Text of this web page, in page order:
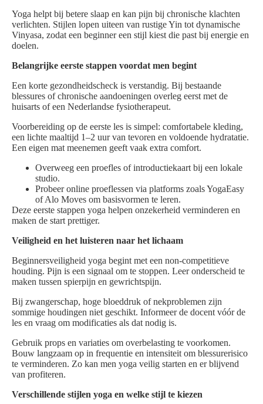
Yoga helpt bij betere slaap en kan pijn bij chronische klachten
verlichten. Stijlen lopen uiteen van rustige Yin tot dynamische
Vinyasa, zodat een beginner een stijl kiest die past bij energie en
doelen.
Belangrijke eerste stappen voordat men begint
Een korte gezondheidscheck is verstandig. Bij bestaande
blessures of chronische aandoeningen overleg eerst met de
huisarts of een Nederlandse fysiotherapeut.
Voorbereiding op de eerste les is simpel: comfortabele kleding,
een lichte maaltijd 1–2 uur van tevoren en voldoende hydratatie.
Een eigen mat meenemen geeft vaak extra comfort.
Overweeg een proefles of introductiekaart bij een lokale
studio.
Probeer online proeflessen via platforms zoals YogaEasy
of Alo Moves om basisvormen te leren.
Deze eerste stappen yoga helpen onzekerheid verminderen en
maken de start prettiger.
Veiligheid en het luisteren naar het lichaam
Beginnersveiligheid yoga begint met een non-competitieve
houding. Pijn is een signaal om te stoppen. Leer onderscheid te
maken tussen spierpijn en gewrichtspijn.
Bij zwangerschap, hoge bloeddruk of nekproblemen zijn
sommige houdingen niet geschikt. Informeer de docent vóór de
les en vraag om modificaties als dat nodig is.
Gebruik props en variaties om overbelasting te voorkomen.
Bouw langzaam op in frequentie en intensiteit om blessurerisico
te verminderen. Zo kan men yoga veilig starten en er blijvend
van profiteren.
Verschillende stijlen yoga en welke stijl te kiezen